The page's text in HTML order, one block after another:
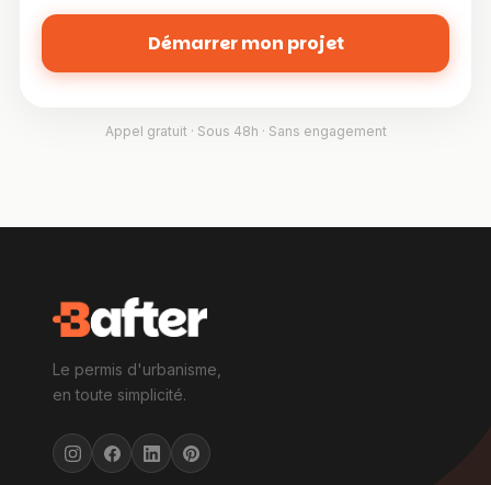
Démarrer mon projet
Appel gratuit · Sous 48h · Sans engagement
Le permis d'urbanisme,
en toute simplicité.